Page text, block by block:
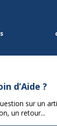
d’Aide ?
sur un
un retour...